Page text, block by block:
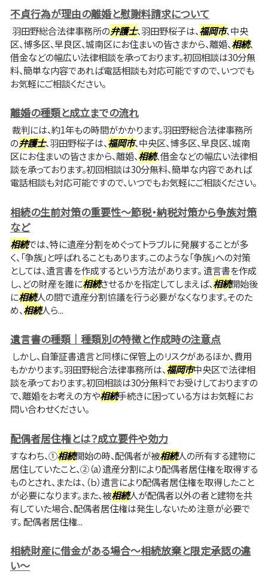
不貞行為が理由の離婚と慰謝料請求について
羽田野総合法律事務所の弁護士、羽田野桜子は、福岡市、中央
区、博多区、早良区、城南区にお住まいの皆さまから、離婚、相続、
借金などの幅広い法律相談を承っております。初回相談は30分無
料、簡単な内容であれば電話相談も対応可能ですので、いつでも
お気軽にご相談ください。
離婚の種類と成立までの流れ
裁判には、約1年もの時間がかかります。羽田野総合法律事務所
の弁護士、羽田野桜子は、福岡市、中央区、博多区、早良区、城南
区にお住まいの皆さまから、離婚、相続、借金などの幅広い法律相
談を承っております。初回相談は30分無料、簡単な内容であれば
電話相談も対応可能ですので、いつでもお気軽にご相談ください。
相続の生前対策の重要性～節税・納税対策から争族対策
など
相続では、特に遺産分割をめぐってトラブルに発展することが多
く、「争族」と呼ばれることもあります。このような「争族」への対策
としては、遺言書を作成するという方法があります。 遺言書を作成
し、どの財産を誰に相続させるかを指定してしまえば、相続開始後
に相続人の間で遺産分割協議を行う必要がなくなります。そのた
め、相続人ら...
遺言書の種類｜種類別の特徴と作成時の注意点
しかし、自筆証書遺言と同様に保管上のリスクがあるほか、費用
もかかります。羽田野総合法律事務所は、福岡市中央区で法律相
談を承っております。初回相談は30分無料でお受けしておりますの
で、離婚をお考えの方や相続手続きに困っている方はお気軽にお
問い合わせください。
配偶者居住権とは？成立要件や効力
すなわち、①相続開始の時、配偶者が被相続人の所有する建物に
居住していたこと、②（a）遺産分割により配偶者居住権を取得する
ものとされ、または、（ｂ）遺言により配偶者居住権を取得したこと
が必要になります。また、被相続人が配偶者以外の者と建物を共
有していた場合、配偶者居住権は発生しないため注意が必要で
す。 配偶者居住権...
相続財産に借金がある場合～相続放棄と限定承認の違
い～